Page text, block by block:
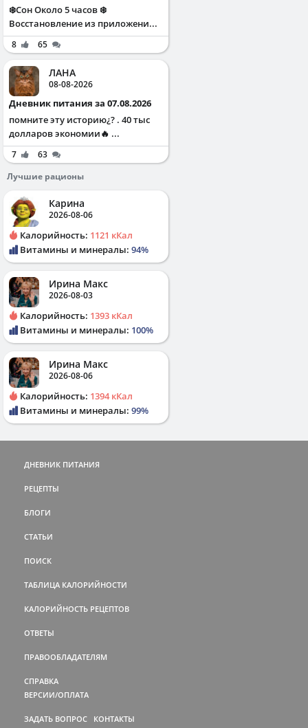
❄️Сон Около 5 часов ❄️
Восстановление из приложени...
8 65
ЛАНА
08-08-2026
Дневник питания за 07.08.2026
помните эту историю¿? . 40 тыс
долларов экономии🔥 ...
7
63
Лучшие рационы
Карина
2026-08-06
Калорийность: 1121 кКал
Витамины и минералы: 94%
Ирина Макс
2026-08-03
Калорийность: 1393 кКал
Витамины и минералы: 100%
Ирина Макс
2026-08-06
Калорийность: 1394 кКал
Витамины и минералы: 99%
ДНЕВНИК ПИТАНИЯ
РЕЦЕПТЫ
БЛОГИ
СТАТЬИ
ПОИСК
ТАБЛИЦА КАЛОРИЙНОСТИ
КАЛОРИЙНОСТЬ РЕЦЕПТОВ
ОТВЕТЫ
ПРАВООБЛАДАТЕЛЯМ
СПРАВКА
ВЕРСИИ/ОПЛАТА
ЗАДАТЬ ВОПРОС КОНТАКТЫ